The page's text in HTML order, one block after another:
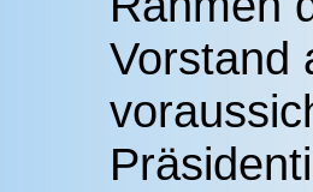
Vorstand